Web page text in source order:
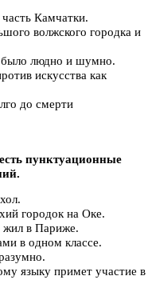
Камчатки.
волжского городка и
людно и шумно.
искусства как
до смерти
пунктуационные
городок на Оке.
жил в Париже.
в одном классе.
языку примет участие в